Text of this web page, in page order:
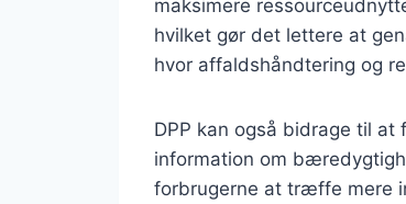
maksimere
hvilket gør det lettere at
hvor affaldshåndtering og
DPP kan også bidrage til
information om
forbrugerne at træffe mere